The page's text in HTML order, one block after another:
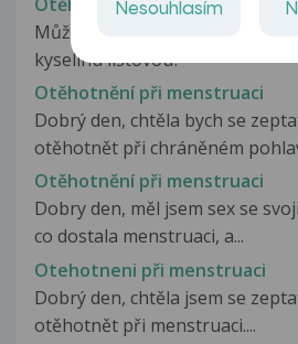
Můžu otěhotnět při menstruaci
kyselinu listovou?
Otěhotnění při menstruaci
Dobrý den, chtěla bych se
otěhotnět při chráněném
Otěhotnění při menstruaci
Dobry den, měl jsem sex se
co dostala menstruaci, a...
Otehotneni při menstruaci
Dobrý den, chtěla jsem se
otěhotnět při menstruaci....
Nesouhlasím